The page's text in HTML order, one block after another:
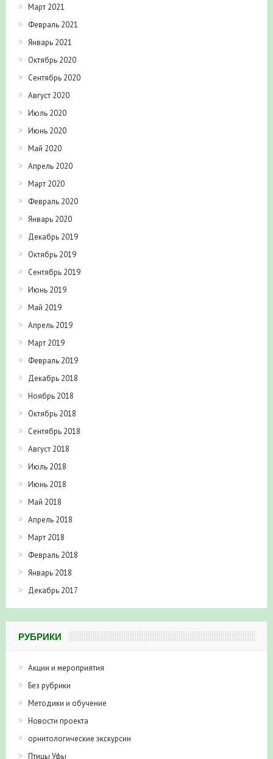
Март 2021
Февраль 2021
Январь 2021
Октябрь 2020
Сентябрь 2020
Август 2020
Июль 2020
Июнь 2020
Май 2020
Апрель 2020
Март 2020
Февраль 2020
Январь 2020
Декабрь 2019
Октябрь 2019
Сентябрь 2019
Июнь 2019
Май 2019
Апрель 2019
Март 2019
Февраль 2019
Декабрь 2018
Ноябрь 2018
Октябрь 2018
Сентябрь 2018
Август 2018
Июль 2018
Июнь 2018
Май 2018
Апрель 2018
Март 2018
Февраль 2018
Январь 2018
Декабрь 2017
РУБРИКИ
Акции и мероприятия
Без рубрики
Методики и обучение
Новости проекта
орнитологические экскурсии
Птицы Уфы